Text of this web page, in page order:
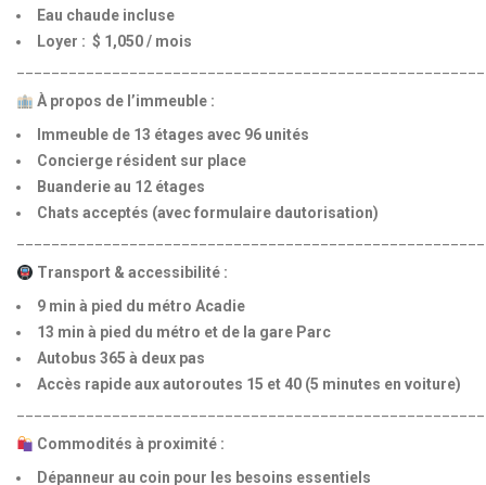
Eau chaude incluse
Loyer : $ 1,050 / mois
À propos de l’immeuble :
Immeuble de 13 étages avec 96 unités
Concierge résident sur place
Buanderie au 12 étages
Chats acceptés (avec formulaire dautorisation)
Transport & accessibilité :
9 min à pied du métro Acadie
13 min à pied du métro et de la gare Parc
Autobus 365 à deux pas
Accès rapide aux autoroutes 15 et 40 (5 minutes en voiture)
Commodités à proximité :
Dépanneur au coin pour les besoins essentiels